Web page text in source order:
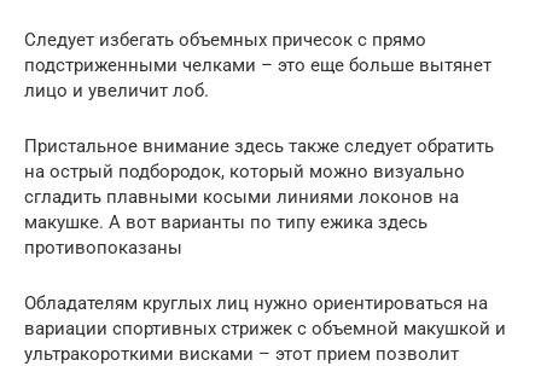
Следует избегать объемных причесок с прямо
подстриженными челками – это еще больше вытянет
лицо и увеличит лоб.
Пристальное внимание здесь также следует обратить
на острый подбородок, который можно визуально
сгладить плавными косыми линиями локонов на
макушке. А вот варианты по типу ежика здесь
противопоказаны
Обладателям круглых лиц нужно ориентироваться на
вариации спортивных стрижек с объемной макушкой и
ультракороткими висками – этот прием позволит